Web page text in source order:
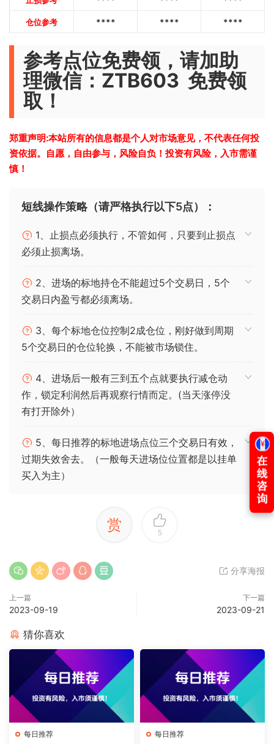
仓位参考 **** **** ****
参考点位免费领，请加助
理微信：ZTB603 免费领
取！
郑重声明:本站所有的信息都是个人对市场意见，不代表任何投
资依据。自愿，自由参与，风险自负！投资有风险，入市需谨
慎！
短线操作策略（请严格执行以下5点）：
1、止损点必须执行，不管如何，只要到止损点
必须止损离场。
2、进场的标地持仓不能超过5个交易日，5个
交易日内盈亏都必须离场。
3、每个标地仓位控制2成仓位，刚好做到周期
5个交易日的仓位轮换，不能被市场锁住。
4、进场后一般有三到五个点就要执行减仓动
作，锁定利润然后再观察行情而定。(当天涨停没
有打开除外）
5、每日推荐的标地进场点位三个交易日有效，
过期失效舍去。（一般每天进场位位置都是以挂单
买入为主）
赏 5
分享海报
上一篇
2023-09-19
下一篇
2023-09-21
猜你喜欢
每日推荐
每日推荐